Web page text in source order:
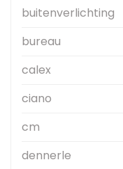
buitenverlichting
bureau
calex
ciano
cm
dennerle